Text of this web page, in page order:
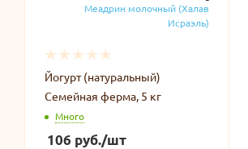
Меадрин молочный (Халав
Исраэль)
Йогурт (натуральный)
Семейная ферма, 5 кг
Много
106 руб./шт